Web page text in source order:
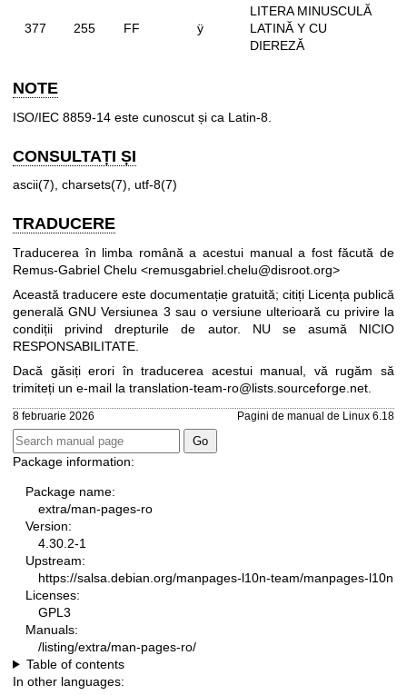
377 255 FF ÿ
LITERA MINUSCULĂ
LATINĂ Y CU
DIEREZĂ
NOTE
ISO/IEC 8859-14 este cunoscut și ca Latin-8.
CONSULTAȚI ȘI
ascii(7) charsets(7) utf-8(7)
TRADUCERE
Traducerea în limba română a acestui manual a fost făcută de
Remus-Gabriel Chelu <remusgabriel.chelu@disroot.org>
Această traducere este documentație gratuită; citiți Licența publică
generală GNU Versiunea 3 sau o versiune ulterioară cu privire la
condiții privind drepturile de autor. NU se asumă NICIO
RESPONSABILITATE.
Dacă găsiți erori în traducerea acestui manual, vă rugăm să
trimiteți un e-mail la translation-team-ro@lists.sourceforge.net.
8 februarie 2026 Pagini de manual de Linux 6.18
Package information:
Package name:
extra/man-pages-ro
Version:
4.30.2-1
Upstream:
https://salsa.debian.org/manpages-l10n-team/manpages-l10n
Licenses:
GPL3
Manuals:
/listing/extra/man-pages-ro/
Table of contents
In other languages: